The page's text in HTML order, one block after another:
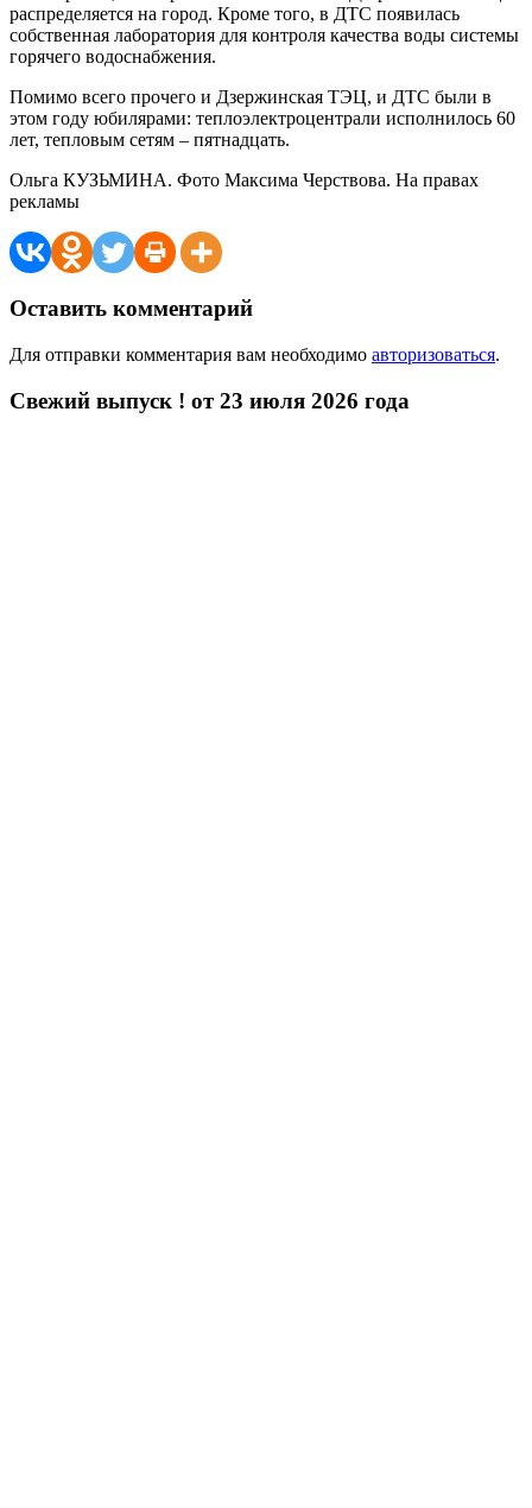
распределяется на город. Кроме того, в ДТС появилась
собственная лаборатория для контроля качества воды системы
горячего водоснабжения.
Помимо всего прочего и Дзержинская ТЭЦ, и ДТС были в
этом году юбилярами: теплоэлектроцентрали исполнилось 60
лет, тепловым сетям – пятнадцать.
Ольга КУЗЬМИНА. Фото Максима Черствова. На правах
рекламы
Оставить комментарий
Для отправки комментария вам необходимо авторизоваться.
Свежий выпуск ! от 23 июля 2026 года